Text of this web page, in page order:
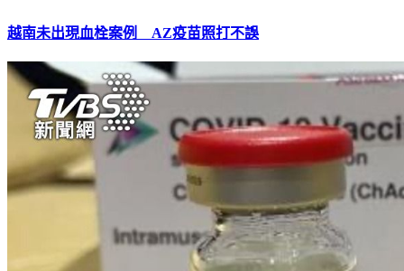
越南未出現血栓案例 AZ疫苗照打不誤